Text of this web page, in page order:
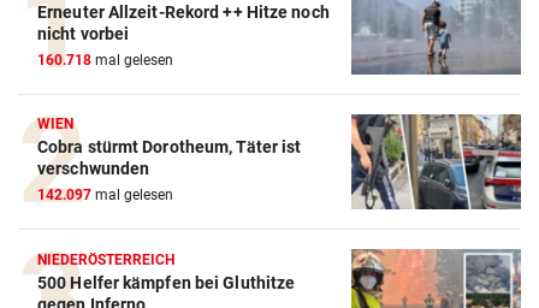
Erneuter Allzeit-Rekord ++ Hitze noch
nicht vorbei
160.718 mal gelesen
WIEN
Cobra stürmt Dorotheum, Täter ist
verschwunden
142.097 mal gelesen
NIEDERÖSTERREICH
500 Helfer kämpfen bei Gluthitze